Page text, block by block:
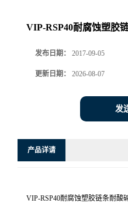
VIP-RSP40耐腐蚀塑胶
发布日期： 2017-09-05
更新日期： 2026-08-07
发
产品详请
VIP-RSP40耐腐蚀塑胶链条耐酸